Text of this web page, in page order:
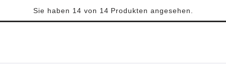
Sie haben 14 von 14 Produkten angesehen.